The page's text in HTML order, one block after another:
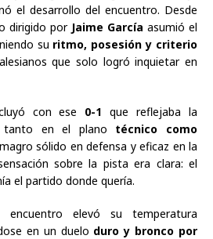
el desarrollo del encuentro. Desde
dirigido por Jaime García asumió el
su ritmo, posesión y criterio
que solo logró inquietar en
con ese 0-1 que reflejaba la
tanto en el plano técnico como
sólido en defensa y eficaz en la
sobre la pista era clara: el
el partido donde quería.
elevó su temperatura
en un duelo duro y bronco por